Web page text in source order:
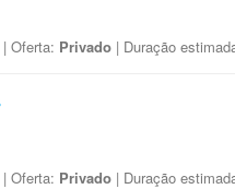
| Oferta: Privado | Duração
| Oferta: Privado | Duração